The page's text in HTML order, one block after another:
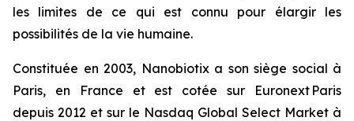
les limites de ce qui est connu pour élargir les
possibilités de la vie humaine.
Constituée en 2003, Nanobiotix a son siège social à
Paris, en France et est cotée sur Euronext Paris
depuis 2012 et sur le Nasdaq Global Select Market à